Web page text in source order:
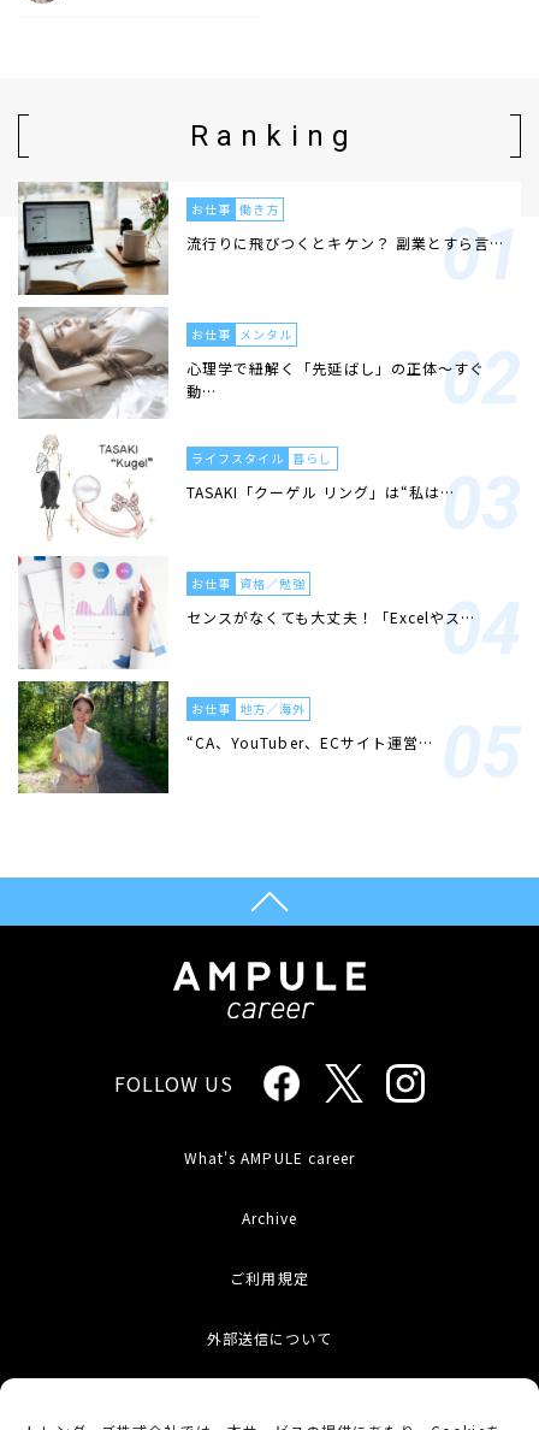
Ranking
お仕事 働き方
流行りに飛びつくとキケン？ 副業とすら言…
お仕事 メンタル
心理学で紐解く「先延ばし」の正体〜すぐ
動…
ライフスタイル 暮らし
TASAKI「クーゲル リング」は“私は…
お仕事 資格／勉強
センスがなくても大丈夫！「Excelやス…
お仕事 地方／海外
“CA、YouTuber、ECサイト運営…
FOLLOW US
What's AMPULE career
Archive
ご利用規定
外部送信について